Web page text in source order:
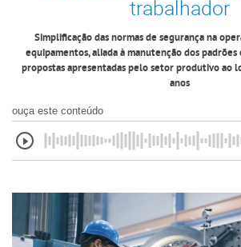
trabalhador
Simplificação das normas de segurança na
equipamentos, aliada à manutenção dos
propostas apresentadas pelo setor produtivo ao
anos
ouça este conteúdo